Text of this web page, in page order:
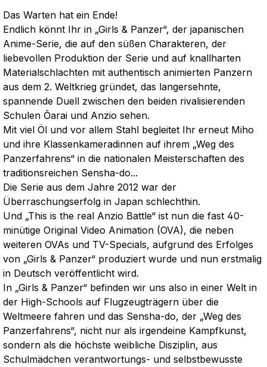
Das Warten hat ein Ende!
Endlich könnt Ihr in „Girls & Panzer“, der japanischen
Anime-Serie, die auf den süßen Charakteren, der
liebevollen Produktion der Serie und auf knallharten
Materialschlachten mit authentisch animierten Panzern
aus dem 2. Weltkrieg gründet, das langersehnte,
spannende Duell zwischen den beiden rivalisierenden
Schulen Ōarai und Anzio sehen.
Mit viel Öl und vor allem Stahl begleitet Ihr erneut Miho
und ihre Klassenkameradinnen auf ihrem „Weg des
Panzerfahrens“ in die nationalen Meisterschaften des
traditionsreichen Sensha-do...
Die Serie aus dem Jahre 2012 war der
Überraschungserfolg in Japan schlechthin.
Und „This is the real Anzio Battle“ ist nun die fast 40-
minütige Original Video Animation (OVA), die neben
weiteren OVAs und TV-Specials, aufgrund des Erfolges
von „Girls & Panzer“ produziert wurde und nun erstmalig
in Deutsch veröffentlicht wird.
In „Girls & Panzer“ befinden wir uns also in einer Welt in
der High-Schools auf Flugzeugträgern über die
Weltmeere fahren und das Sensha-do, der „Weg des
Panzerfahrens“, nicht nur als irgendeine Kampfkunst,
sondern als die höchste weibliche Disziplin, aus
Schulmädchen verantwortungs- und selbstbewusste